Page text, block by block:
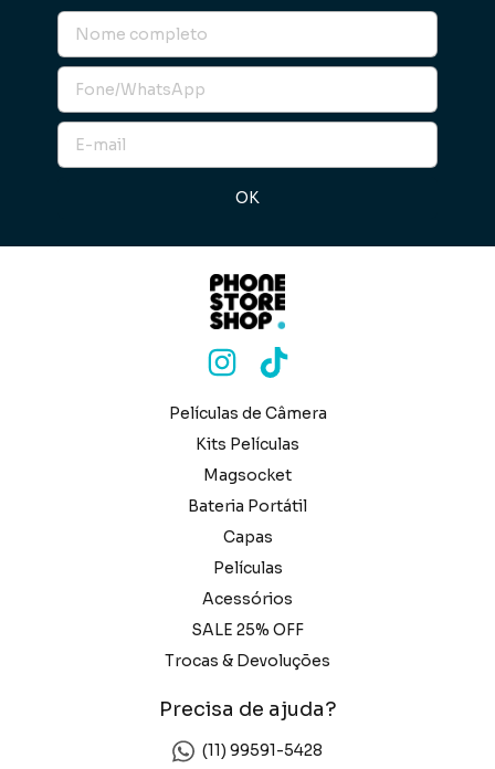
Películas de Câmera
Kits Películas
Magsocket
Bateria Portátil
Capas
Películas
Acessórios
SALE 25% OFF
Trocas & Devoluções
Precisa de ajuda?
(11) 99591-5428